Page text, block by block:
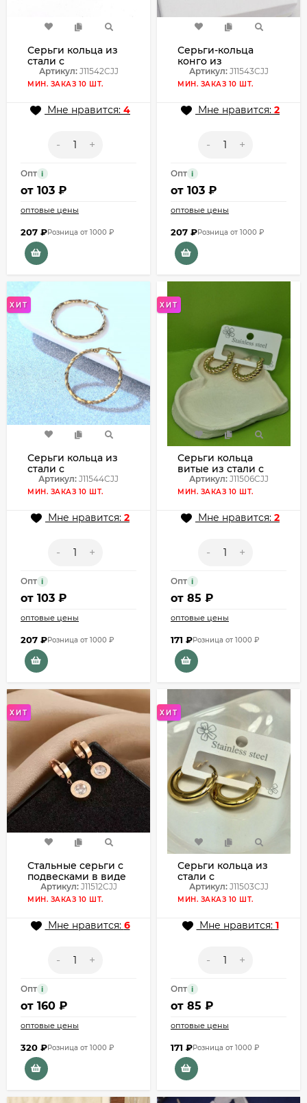
Серьги кольца из
стали с
напылением
золотом J11542CJJ
Артикул:J11542CJJ
МИН. ЗАКАЗ 10 ШТ.
Мне нравится: 4
- +
Опт i
от 103 ₽
оптовые цены
207 ₽Розница от 1000 ₽
Серьги-кольца
конго из
фактурных
переплетенных
J11543CJJ
Артикул:J11543CJJ
МИН. ЗАКАЗ 10 ШТ.
Мне нравится: 2
- +
Опт i
от 103 ₽
оптовые цены
207 ₽Розница от 1000 ₽
ХИТ
Серьги кольца из
стали с
напылением
золотом J11544CJJ
Артикул: J11544CJJ
МИН. ЗАКАЗ 10 ШТ.
Мне нравится: 2
- +
Опт i
от 103 ₽
оптовые цены
207 ₽Розница от 1000 ₽
ХИТ
Серьги кольца
витые из стали с
напылением
золотом J11506CJJ
Артикул:J11506CJJ
МИН. ЗАКАЗ 10 ШТ.
Мне нравится: 2
- +
Опт i
от 85 ₽
оптовые цены
171 ₽Розница от 1000 ₽
ХИТ
Стальные серьги с
подвесками в виде
дисков с крупными
кристаллами
Артикул:J11512CJJ
МИН. ЗАКАЗ 10 ШТ.
Мне нравится: 6
- +
Опт i
от 160 ₽
оптовые цены
320 ₽Розница от 1000 ₽
ХИТ
Серьги кольца из
стали с
напылением
золотом J11503CJJ
Артикул:J11503CJJ
МИН. ЗАКАЗ 10 ШТ.
Мне нравится: 1
- +
Опт i
от 85 ₽
оптовые цены
171 ₽Розница от 1000 ₽